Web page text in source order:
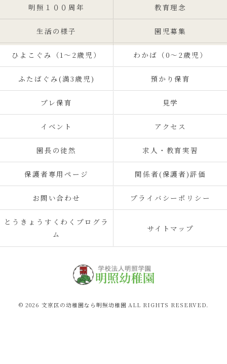
明照１００周年 教育理念
生活の様子 園児募集
ひよこぐみ（1〜2歳児） わかば（0～2歳児）
ふたばぐみ(満3歳児) 預かり保育
プレ保育 見学
イベント アクセス
園長の徒然 求人・教育実習
保護者専用ページ 関係者(保護者)評価
お問い合わせ プライバシーポリシー
とうきょうすくわくプログラ
ム
サイトマップ
© 2026 文京区の幼稚園なら明照幼稚園 ALL RIGHTS RESERVED.